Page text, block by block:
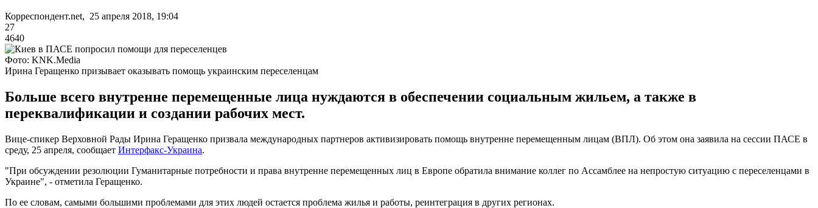
Корреспондент.net, 25 апреля 2018, 19:04
27
4640
Фото: KNK.Media
Ирина Геращенко призывает оказывать помощь украинским переселенцам
Больше всего внутренне перемещенные лица нуждаются в обеспечении социальным жильем, а также в
переквалификации и создании рабочих мест.
Вице-спикер Верховной Рады Ирина Геращенко призвала международных партнеров активизировать помощь внутренне перемещенным лицам (ВПЛ). Об этом она заявила на сессии ПАСЕ в
среду, 25 апреля, сообщает Интерфакс-Украина.
"При обсуждении резолюции Гуманитарные потребности и права внутренне перемещенных лиц в Европе обратила внимание коллег по Ассамблее на непростую ситуацию с переселенцами в
Украине", - отметила Геращенко.
По ее словам, самыми большими проблемами для этих людей остается проблема жилья и работы, реинтеграция в других регионах.